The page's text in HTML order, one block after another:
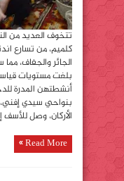
تتخوف العديد من
كلميم، من تسارع
الجائر والجفاف، مما
بلغت مستويات
أنشطتهن المدرة
بنواحي سيدي
الأركان، وصل
Read More »